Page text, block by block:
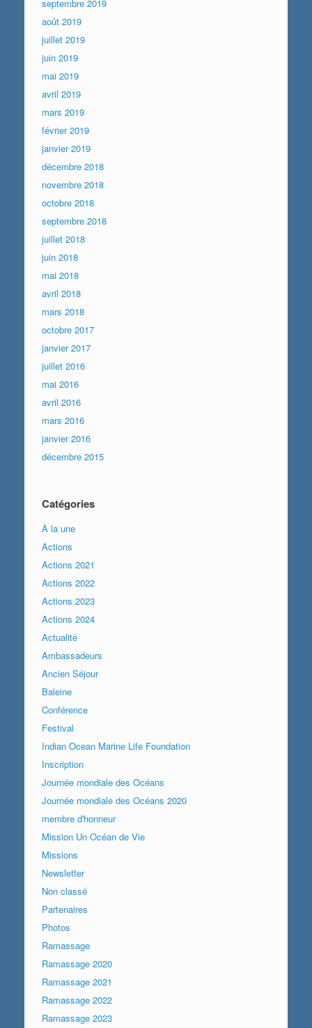
septembre 2019
août 2019
juillet 2019
juin 2019
mai 2019
avril 2019
mars 2019
février 2019
janvier 2019
décembre 2018
novembre 2018
octobre 2018
septembre 2018
juillet 2018
juin 2018
mai 2018
avril 2018
mars 2018
octobre 2017
janvier 2017
juillet 2016
mai 2016
avril 2016
mars 2016
janvier 2016
décembre 2015
Catégories
À la une
Actions
Actions 2021
Actions 2022
Actions 2023
Actions 2024
Actualité
Ambassadeurs
Ancien Séjour
Baleine
Conférence
Festival
Indian Ocean Marine Life Foundation
Inscription
Journée mondiale des Océans
Journée mondiale des Océans 2020
membre d'honneur
Mission Un Océan de Vie
Missions
Newsletter
Non classé
Partenaires
Photos
Ramassage
Ramassage 2020
Ramassage 2021
Ramassage 2022
Ramassage 2023